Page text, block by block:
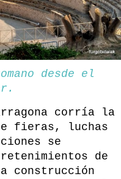
desde el
corría la
fieras, luchas
se
de
construcción